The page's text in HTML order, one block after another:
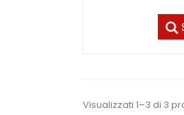
Visualizzati 1–3 di 3